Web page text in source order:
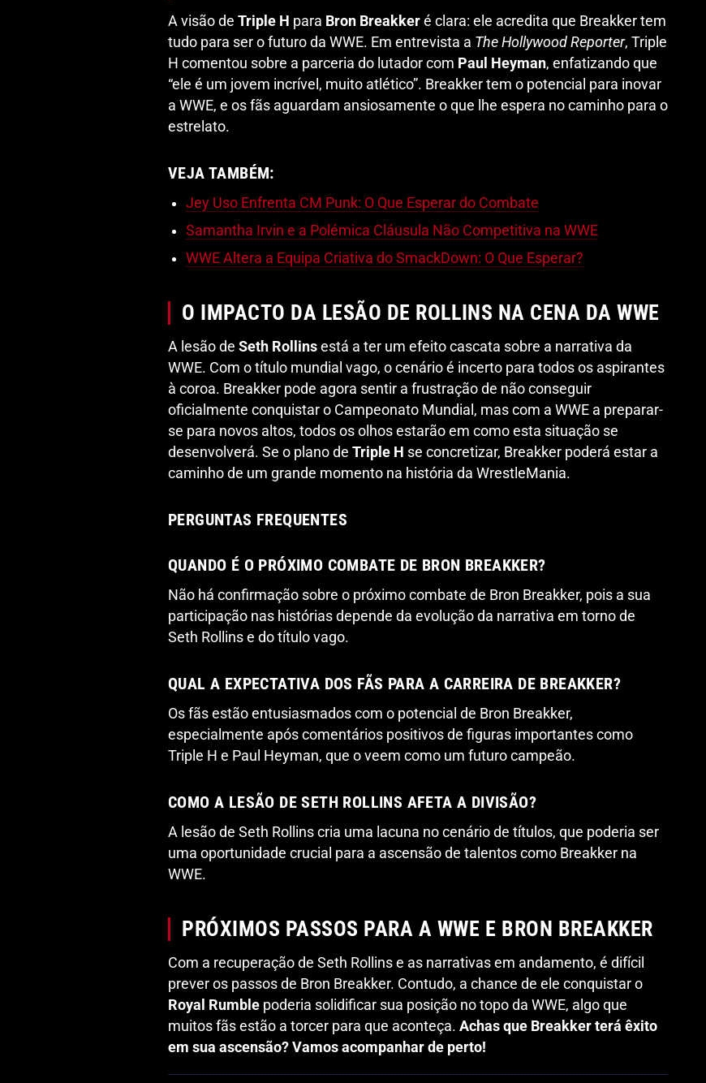
A visão de Triple H para Bron Breakker é clara: ele acredita que Breakker tem
tudo para ser o futuro da WWE. Em entrevista a The Hollywood Reporter, Triple
H comentou sobre a parceria do lutador com Paul Heyman, enfatizando que
“ele é um jovem incrível, muito atlético”. Breakker tem o potencial para inovar
a WWE, e os fãs aguardam ansiosamente o que lhe espera no caminho para o
estrelato.
VEJA TAMBÉM:
Jey Uso Enfrenta CM Punk: O Que Esperar do Combate
Samantha Irvin e a Polémica Cláusula Não Competitiva na WWE
WWE Altera a Equipa Criativa do SmackDown: O Que Esperar?
O IMPACTO DA LESÃO DE ROLLINS NA CENA DA WWE
A lesão de Seth Rollins está a ter um efeito cascata sobre a narrativa da
WWE. Com o título mundial vago, o cenário é incerto para todos os aspirantes
à coroa. Breakker pode agora sentir a frustração de não conseguir
oficialmente conquistar o Campeonato Mundial, mas com a WWE a preparar-
se para novos altos, todos os olhos estarão em como esta situação se
desenvolverá. Se o plano de Triple H se concretizar, Breakker poderá estar a
caminho de um grande momento na história da WrestleMania.
PERGUNTAS FREQUENTES
QUANDO É O PRÓXIMO COMBATE DE BRON BREAKKER?
Não há confirmação sobre o próximo combate de Bron Breakker, pois a sua
participação nas histórias depende da evolução da narrativa em torno de
Seth Rollins e do título vago.
QUAL A EXPECTATIVA DOS FÃS PARA A CARREIRA DE BREAKKER?
Os fãs estão entusiasmados com o potencial de Bron Breakker,
especialmente após comentários positivos de figuras importantes como
Triple H e Paul Heyman, que o veem como um futuro campeão.
COMO A LESÃO DE SETH ROLLINS AFETA A DIVISÃO?
A lesão de Seth Rollins cria uma lacuna no cenário de títulos, que poderia ser
uma oportunidade crucial para a ascensão de talentos como Breakker na
WWE.
PRÓXIMOS PASSOS PARA A WWE E BRON BREAKKER
Com a recuperação de Seth Rollins e as narrativas em andamento, é difícil
prever os passos de Bron Breakker. Contudo, a chance de ele conquistar o
Royal Rumble poderia solidificar sua posição no topo da WWE, algo que
muitos fãs estão a torcer para que aconteça. Achas que Breakker terá êxito
em sua ascensão? Vamos acompanhar de perto!